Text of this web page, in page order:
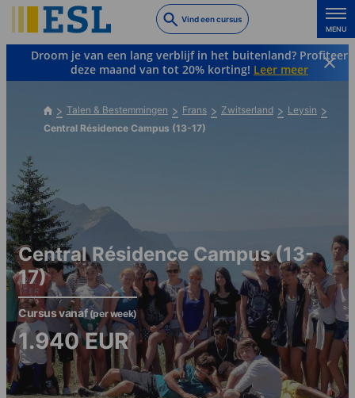
to
main
content
Vind een cursus
MENU
Droom je van een lang verblijf in het buitenland? Profiteer
deze maand van tot 20% korting! Leer meer
Talen & Bestemmingen Frans Zwitserland
Leysin
Central Résidence Campus (13-17)
Central Résidence Campus (13-
17)
Cursus vanaf(per week)
1.940EUR